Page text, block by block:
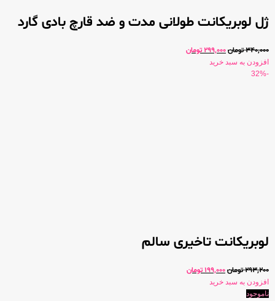
ژل لوبریکانت طولانی مدت و ضد قارچ بادی گارد
340,000تومان299,000 تومان
افزودن به سبد خرید
-32%
لوبریکانت تاخیری سالم
293,200تومان199,000 تومان
افزودن به سبد خرید
ناموجود